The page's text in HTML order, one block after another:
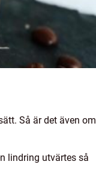
Så är det även om
lindring utvärtes så